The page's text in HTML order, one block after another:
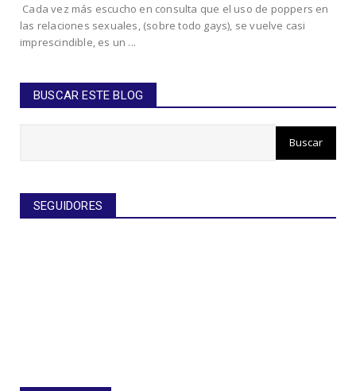
Cada vez más escucho en consulta que el uso de poppers en
las relaciones sexuales, (sobre todo gays), se vuelve casi
imprescindible, es un ...
BUSCAR ESTE BLOG
SEGUIDORES